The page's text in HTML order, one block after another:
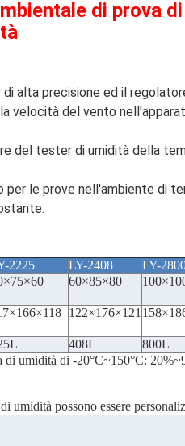
di prova
alta precisione ed il
velocità del vento
del tester di umidità della
le prove nell'ambiente di
2225 LY-2408 LY-
60×85×80
122×176×121
408L 800L
di umidità di -20°C~150°C:
umidità possono essere